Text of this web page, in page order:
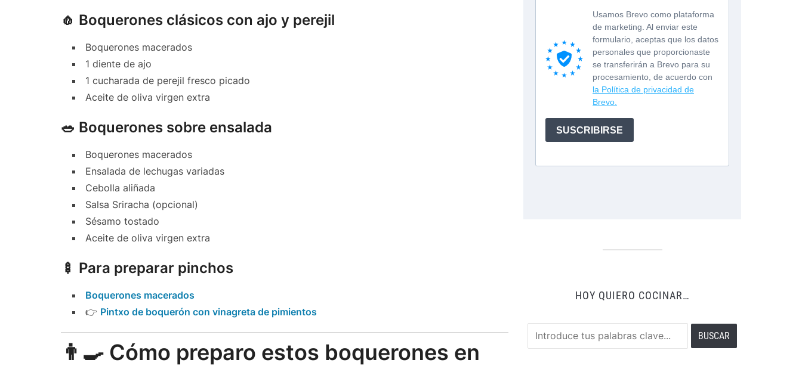
🧄 Boquerones clásicos con ajo y perejil
Boquerones macerados
1 diente de ajo
1 cucharada de perejil fresco picado
Aceite de oliva virgen extra
🥗 Boquerones sobre ensalada
Boquerones macerados
Ensalada de lechugas variadas
Cebolla aliñada
Salsa Sriracha (opcional)
Sésamo tostado
Aceite de oliva virgen extra
🍢 Para preparar pinchos
Boquerones macerados
👉 Pintxo de boquerón con vinagreta de pimientos
👨‍🍳 Cómo preparo estos boquerones en
HOY QUIERO COCINAR…